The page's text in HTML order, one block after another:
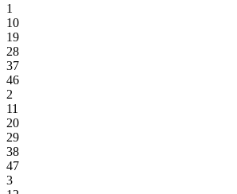
1
10
19
28
37
46
2
11
20
29
38
47
3